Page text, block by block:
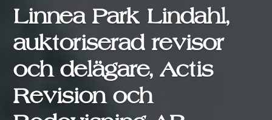
Linnea Park Lindahl,
auktoriserad revisor
och delägare, Actis
Revision och